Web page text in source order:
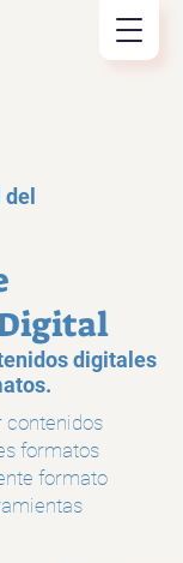
digitales
contenidos
formatos
formato